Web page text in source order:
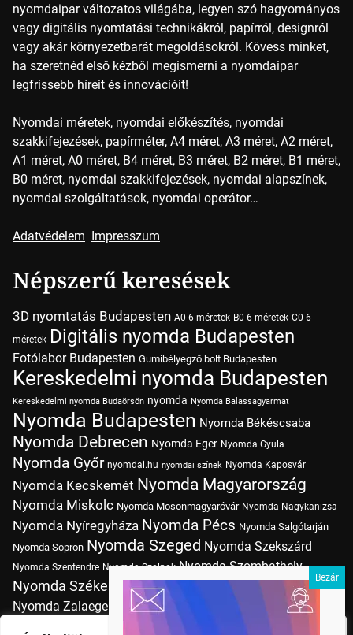
nyomdaipar változatos világába, legyen szó hagyományos
vagy digitális nyomtatási technikákról, papírról, designról
vagy akár környezetbarát megoldásokról. Kövess minket,
ha szeretnéd első kézből megismerni a nyomdaipar
legfrissebb híreit és innovációit!
Nyomdai méretek, nyomdai előkészítés, nyomdai
szakkifejezések, papírméter, A4 méret, A3 méret, A2 méret,
A1 méret, A0 méret, B4 méret, B3 méret, B2 méret, B1 méret,
B0 méret, nyomdai szakkifejezések, nyomdai alapszínek,
nyomdai szolgáltatások, nyomdai operátor…
Adatvédelem Impresszum
Népszerű keresések
3D nyomtatás Budapesten A0-6 méretek B0-6 méretek C0-6
méretek Digitális nyomda Budapesten
Fotólabor Budapesten Gumibélyegző bolt Budapesten
Kereskedelmi nyomda Budapesten
Kereskedelmi nyomda Budaörsön nyomda Nyomda Balassagyarmat
Nyomda Budapesten Nyomda Békéscsaba
Nyomda Debrecen Nyomda Eger Nyomda Gyula
Nyomda Győr nyomdai.hu nyomdai színek Nyomda Kaposvár
Nyomda Kecskemét Nyomda Magyarország
Nyomda Miskolc Nyomda Mosonmagyaróvár Nyomda Nagykanizsa
Nyomda Nyíregyháza Nyomda Pécs Nyomda Salgótarján
Nyomda Sopron Nyomda Szeged Nyomda Szekszárd
Nyomda Szentendre Nyomda Szolnok Nyomda Szombathely
Nyomda Székesfehérvár Nyomda Tatabánya Nyomda Vác
Nyomda Zalaegerszeg Nyomda Érd nyomtatás
Nyomtatás Budapesten